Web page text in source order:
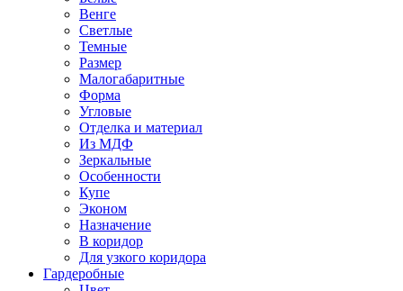
Венге
Светлые
Темные
Размер
Малогабаритные
Форма
Угловые
Отделка и материал
Из МДФ
Зеркальные
Особенности
Купе
Эконом
Назначение
В коридор
Для узкого коридора
Гардеробные